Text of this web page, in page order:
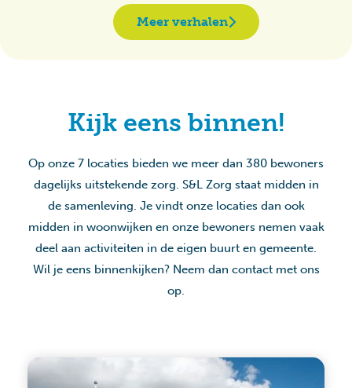
Meer verhalen
Kijk eens binnen!
Op onze 7 locaties bieden we meer dan 380 bewoners
dagelijks uitstekende zorg. S&L Zorg staat midden in
de samenleving. Je vindt onze locaties dan ook
midden in woonwijken en onze bewoners nemen vaak
deel aan activiteiten in de eigen buurt en gemeente.
Wil je eens binnenkijken? Neem dan contact met ons
op.